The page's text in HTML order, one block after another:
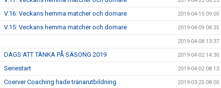
V.16: Veckans hemma matcher och domare 2019-04-15 09:00
V.15: Veckans hemma matcher och domare 2019-04-09 08:35
2019-04-08 13:37
DAGS ATT TÄNKA PÅ SÄSONG 2019 2019-04-02 14:30
Seriestart 2019-04-02 08:13
Coerver Coaching hade tränarutbildning 2019-03-25 08:00